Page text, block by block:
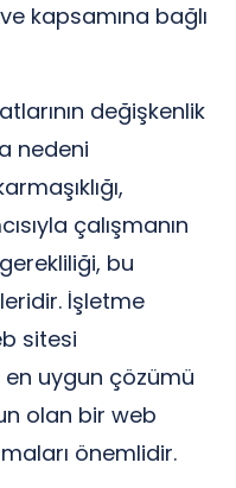
kapsamına bağlı
değişkenlik
nedeni
çalışmanın
bu
İşletme
sitesi
uygun çözümü
olan bir web
önemlidir.